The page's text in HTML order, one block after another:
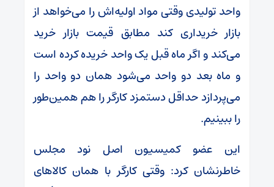
واحد تولیدی وقتی مواد اولیه‌اش را می‌خواهد از
بازار خریداری کند مطابق قیمت بازار خرید
می‌کند و اگر ماه قبل یک واحد خریده کرده است
و ماه بعد دو واحد می‌شود همان دو واحد را
می‌پردازد حداقل دستمزد کارگر را هم همین‌طور
را ببینیم.
این عضو کمیسیون اصل نود مجلس
خاطرنشان کرد: وقتی کارگر با همان کالا‌های